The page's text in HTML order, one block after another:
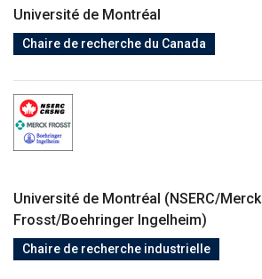
Université de Montréal
Chaire de recherche du Canada
Université de Montréal (NSERC/Merck
Frosst/Boehringer Ingelheim)
Chaire de recherche industrielle